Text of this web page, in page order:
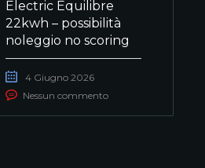
Electric Equilibre
22kwh – possibilità
noleggio no scoring
4 Giugno 2026
Nessun commento